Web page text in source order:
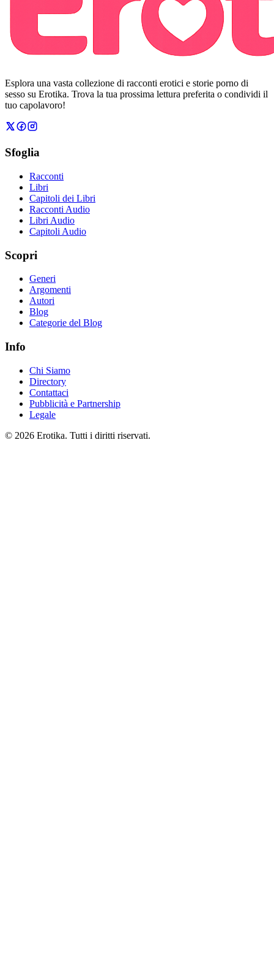
Esplora una vasta collezione di racconti erotici e storie porno di
sesso su Erotika. Trova la tua prossima lettura preferita o condividi il
tuo capolavoro!
Sfoglia
Racconti
Libri
Capitoli dei Libri
Racconti Audio
Libri Audio
Capitoli Audio
Scopri
Generi
Argomenti
Autori
Blog
Categorie del Blog
Info
Chi Siamo
Directory
Contattaci
Pubblicità e Partnership
Legale
© 2026 Erotika. Tutti i diritti riservati.